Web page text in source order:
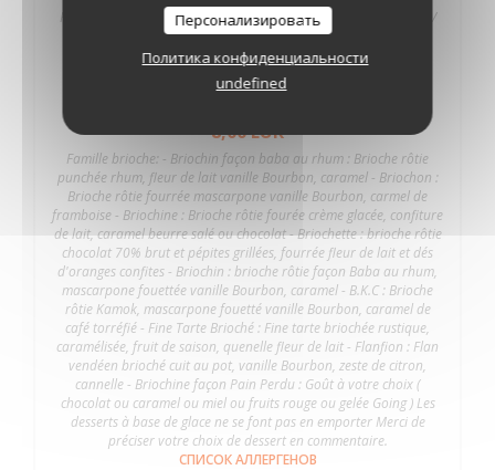
Персонализировать
Политика конфиденциальности
undefined
Flan cuit au pot, vanille Bourbon, zeste de citron, cannelle. Miel /
caramel / gelée de coing / fruits rouges
СПИСОК АЛЛЕРГЕНОВ
Famille Brioche
8,00 EUR
Famille brioche: - Briochin façon baba au rhum : Brioche rôtie
punchée rhum, fleur de lait vanille Bourbon, caramel - Briochon :
Brioche rôtie fourrée mascarpone vanille Bourbon, carmel de
framboise - Briochine : Brioche rôtie fourée crème glacée, confiture
de lait, caramel beurre salé ou chocolat - Briochette : brioche rôtie
chocolat 70% brut et pépites grillées, fourrée fleur de lait et dés
d'oranges confites - Briochin : brioche rôtie façon Baba au rhum,
mascarpone fouettée vanille Bourbon, caramel - B.K.C : Brioche
rôtie Kamok, mascarpone fouetté vanille Bourbon, caramel de
café torréfié - Fine Tarte Brioché : Fine tarte briochée rustique,
caramélisée, fruit de saison, quenelle fleur de lait - Flanfion : Flan
vendéen brioché cuit au pot, vanille Bourbon, zeste de citron,
cannelle - Briochine façon Pain Perdu : Goût à votre choix (
chocolat ou caramel ou miel ou fruits rouge ou gelée Going ) Les
desserts à base de glace ne se font pas en emporter Merci de
préciser votre choix de dessert en commentaire.
СПИСОК АЛЛЕРГЕНОВ